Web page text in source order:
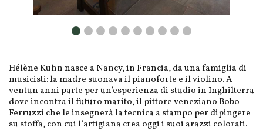
Hélène Kuhn nasce a Nancy, in Francia, da una famiglia di
musicisti: la madre suonava il pianoforte e il violino. A
ventun anni parte per un’esperienza di studio in Inghilterra
dove incontra il futuro marito, il pittore veneziano Bobo
Ferruzzi che le insegnerà la tecnica a stampo per dipingere
su stoffa, con cui l’artigiana crea oggi i suoi arazzi colorati.